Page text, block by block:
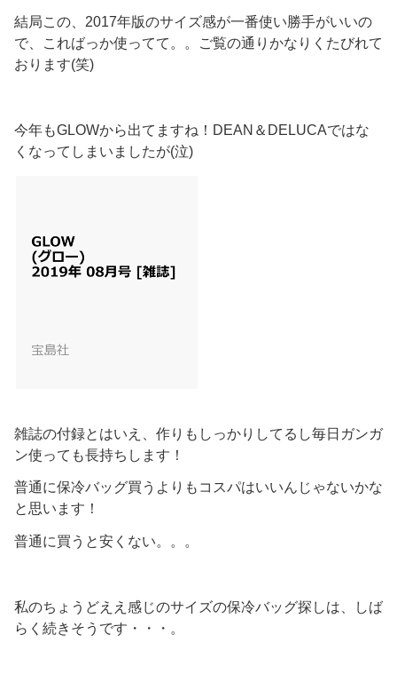
結局この、2017年版のサイズ感が一番使い勝手がいいの
で、こればっか使ってて。。ご覧の通りかなりくたびれて
おります(笑)
今年もGLOWから出てますね！DEAN＆DELUCAではな
くなってしまいましたが(泣)
雑誌の付録とはいえ、作りもしっかりしてるし毎日ガンガ
ン使っても長持ちします！
普通に保冷バッグ買うよりもコスパはいいんじゃないかな
と思います！
普通に買うと安くない。。。
私のちょうどええ感じのサイズの保冷バッグ探しは、しば
らく続きそうです・・・。